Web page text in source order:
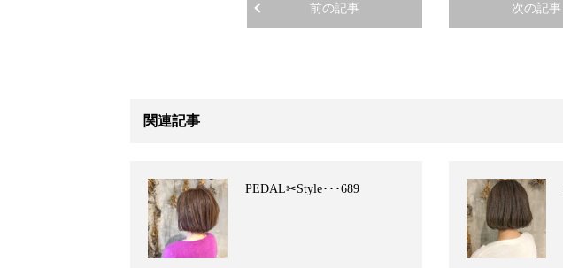
前の記事 次の記事
関連記事
PEDAL✂︎Style･･･689